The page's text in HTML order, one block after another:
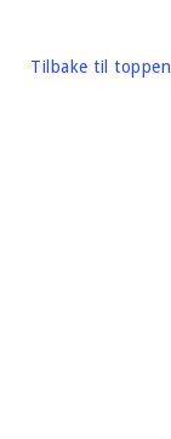
Tilbake til toppen